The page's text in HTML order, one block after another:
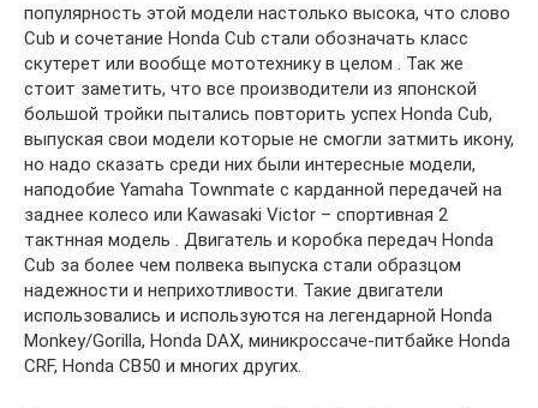
популярность этой модели настолько высока, что слово
Cub и сочетание Honda Cub стали обозначать класс
скутерет или вообще мототехнику в целом . Так же
стоит заметить, что все производители из японской
большой тройки пытались повторить успех Honda Cub,
выпуская свои модели которые не смогли затмить икону,
но надо сказать среди них были интересные модели,
наподобие Yamaha Townmate с карданной передачей на
заднее колесо или Kawasaki Victor – спортивная 2
тактнная модель . Двигатель и коробка передач Honda
Cub за более чем полвека выпуска стали образцом
надежности и неприхотливости. Такие двигатели
использовались и используются на легендарной Honda
Monkey/Gorilla, Honda DAX, миникроссаче-питбайке Honda
CRF, Honda CB50 и многих других.